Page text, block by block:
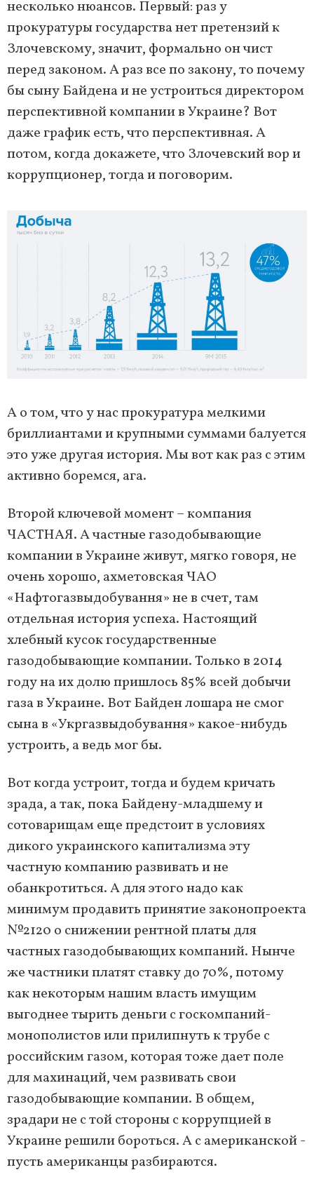
несколько нюансов. Первый: раз у
прокуратуры государства нет претензий к
Злочевскому, значит, формально он чист
перед законом. А раз все по закону, то почему
бы сыну Байдена и не устроиться директором
перспективной компании в Украине? Вот
даже график есть, что перспективная. А
потом, когда докажете, что Злочевский вор и
коррупционер, тогда и поговорим.
А о том, что у нас прокуратура мелкими
бриллиантами и крупными суммами балуется
это уже другая история. Мы вот как раз с этим
активно боремся, ага.
Второй ключевой момент – компания
ЧАСТНАЯ. А частные газодобывающие
компании в Украине живут, мягко говоря, не
очень хорошо, ахметовская ЧАО
«Нафтогазвыдобування» не в счет, там
отдельная история успеха. Настоящий
хлебный кусок государственные
газодобывающие компании. Только в 2014
году на их долю пришлось 85% всей добычи
газа в Украине. Вот Байден лошара не смог
сына в «Укргазвыдобування» какое-нибудь
устроить, а ведь мог бы.
Вот когда устроит, тогда и будем кричать
зрада, а так, пока Байдену-младшему и
сотоварищам еще предстоит в условиях
дикого украинского капитализма эту
частную компанию развивать и не
обанкротиться. А для этого надо как
минимум продавить принятие законопроекта
№2120 о снижении рентной платы для
частных газодобывающих компаний. Нынче
же частники платят ставку до 70%, потому
как некоторым нашим власть имущим
выгоднее тырить деньги с госкомпаний-
монополистов или прилипнуть к трубе с
российским газом, которая тоже дает поле
для махинаций, чем развивать свои
газодобывающие компании. В общем,
зрадари не с той стороны с коррупцией в
Украине решили бороться. А с американской -
пусть американцы разбираются.